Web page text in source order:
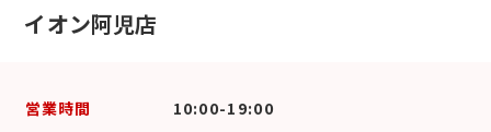
イオン阿児店
営業時間 10:00-19:00